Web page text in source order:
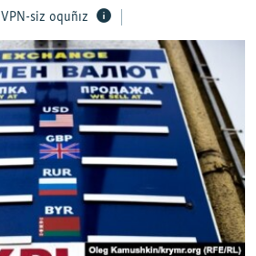
VPN-siz oquñız